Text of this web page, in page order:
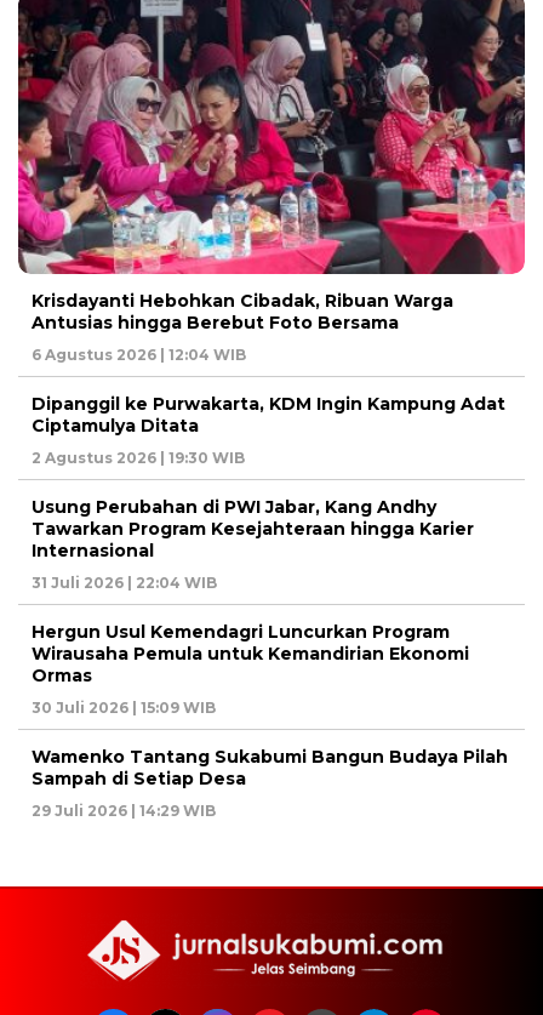
Krisdayanti Hebohkan Cibadak, Ribuan Warga
Antusias hingga Berebut Foto Bersama
6 Agustus 2026 | 12:04 WIB
Dipanggil ke Purwakarta, KDM Ingin Kampung Adat
Ciptamulya Ditata
2 Agustus 2026 | 19:30 WIB
Usung Perubahan di PWI Jabar, Kang Andhy
Tawarkan Program Kesejahteraan hingga Karier
Internasional
31 Juli 2026 | 22:04 WIB
Hergun Usul Kemendagri Luncurkan Program
Wirausaha Pemula untuk Kemandirian Ekonomi
Ormas
30 Juli 2026 | 15:09 WIB
Wamenko Tantang Sukabumi Bangun Budaya Pilah
Sampah di Setiap Desa
29 Juli 2026 | 14:29 WIB